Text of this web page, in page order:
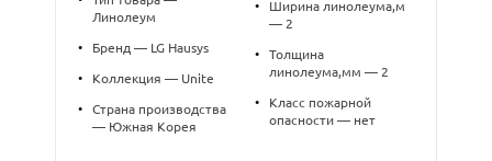
Линолеум
• Бренд — LG Hausys
• Коллекция — Unite
•
Страна производства
— Южная Корея
•
Ширина линолеума,м
— 2
•
Толщина
линолеума,мм — 2
•
Класс пожарной
опасности — нет